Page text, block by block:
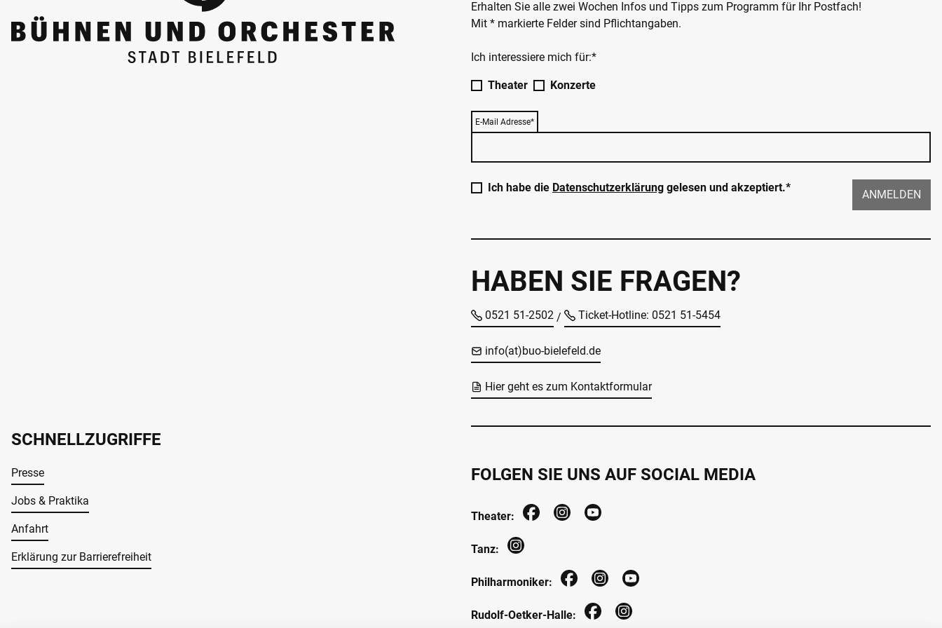
Erhalten Sie alle zwei Wochen Infos und Tipps zum Programm für Ihr Postfach!
Mit * markierte Felder sind Pflichtangaben.
Ich interessiere mich für:*
Theater Konzerte
E-Mail Adresse*
Ich habe die Datenschutzerklärunggelesen und akzeptiert.*
ANMELDEN
HABEN SIE FRAGEN?
0521 51-2502 / Ticket-Hotline: 0521 51-5454
info(at)buo-bielefeld.de
Hier geht es zum Kontaktformular
SCHNELLZUGRIFFE
Presse
Jobs & Praktika
Anfahrt
Erklärung zur Barrierefreiheit
FOLGEN SIE UNS AUF SOCIAL MEDIA
Theater:
Tanz:
Philharmoniker:
Rudolf-Oetker-Halle: